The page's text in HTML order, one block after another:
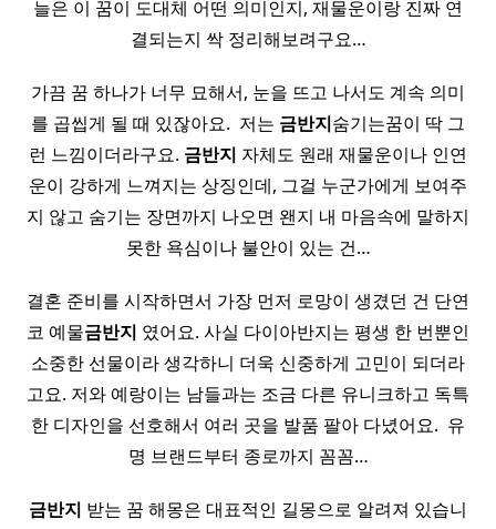
늘은 이 꿈이 도대체 어떤 의미인지, 재물운이랑 진짜 연
결되는지 싹 정리해보려구요…
가끔 꿈 하나가 너무 묘해서, 눈을 뜨고 나서도 계속 의미
를 곱씹게 될 때 있잖아요. ​ 저는 금반지숨기는꿈이 딱 그
런 느낌이더라구요. 금반지 자체도 원래 재물운이나 인연
운이 강하게 느껴지는 상징인데, 그걸 누군가에게 보여주
지 않고 숨기는 장면까지 나오면 왠지 내 마음속에 말하지
못한 욕심이나 불안이 있는 건…
결혼 준비를 시작하면서 가장 먼저 로망이 생겼던 건 단연
코 예물금반지 였어요. 사실 다이아반지는 평생 한 번뿐인
소중한 선물이라 생각하니 더욱 신중하게 고민이 되더라
고요. 저와 예랑이는 남들과는 조금 다른 유니크하고 독특
한 디자인을 선호해서 여러 곳을 발품 팔아 다녔어요. ​ 유
명 브랜드부터 종로까지 꼼꼼…
금반지 받는 꿈 해몽은 대표적인 길몽으로 알려져 있습니